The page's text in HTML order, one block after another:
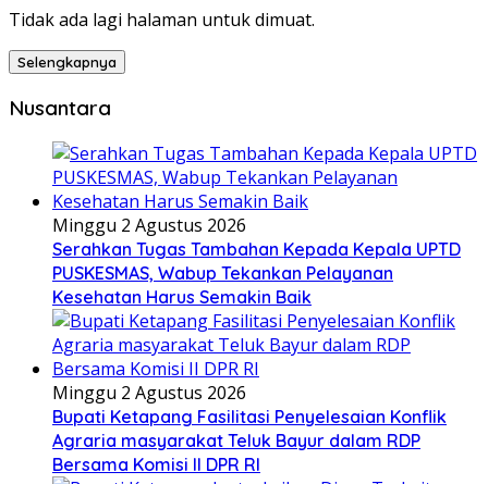
Tidak ada lagi halaman untuk dimuat.
Selengkapnya
Nusantara
Minggu 2 Agustus 2026
Serahkan Tugas Tambahan Kepada Kepala UPTD
PUSKESMAS, Wabup Tekankan Pelayanan
Kesehatan Harus Semakin Baik
Minggu 2 Agustus 2026
Bupati Ketapang Fasilitasi Penyelesaian Konflik
Agraria masyarakat Teluk Bayur dalam RDP
Bersama Komisi II DPR RI